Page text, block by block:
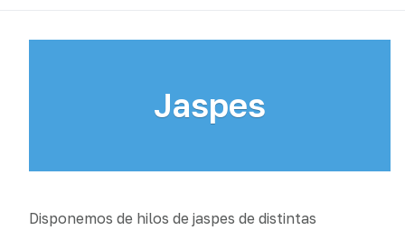
Jaspes
Disponemos de hilos de jaspes de distintas